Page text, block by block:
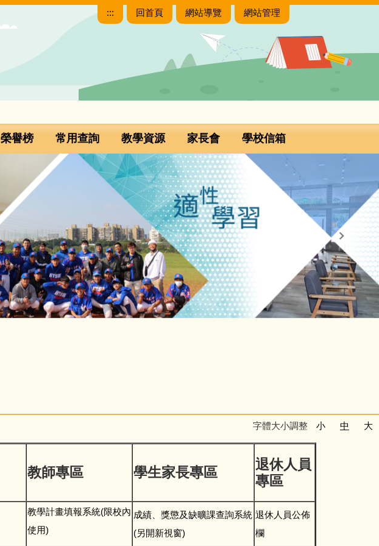
::: 回首頁 網站導覽 網站管理
榮譽榜 常用查詢 教學資源 家長會 學校信箱
字體大小調整 小 中 大
教師專區 學生家長專區
退休人員
專區
教學計畫填報系統(限校內
使用)
成績、獎懲及缺曠課查詢系統
(另開新視窗)
退休人員公佈
欄